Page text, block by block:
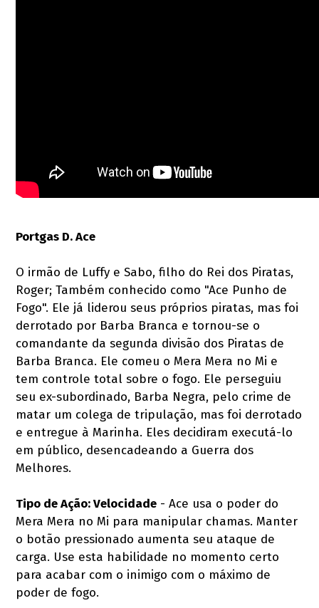
Portgas D. Ace
O irmão de Luffy e Sabo, filho do Rei dos Piratas,
Roger; Também conhecido como "Ace Punho de
Fogo". Ele já liderou seus próprios piratas, mas foi
derrotado por Barba Branca e tornou-se o
comandante da segunda divisão dos Piratas de
Barba Branca. Ele comeu o Mera Mera no Mi e
tem controle total sobre o fogo. Ele perseguiu
seu ex-subordinado, Barba Negra, pelo crime de
matar um colega de tripulação, mas foi derrotado
e entregue à Marinha. Eles decidiram executá-lo
em público, desencadeando a Guerra dos
Melhores.
Tipo de Ação: Velocidade - Ace usa o poder do
Mera Mera no Mi para manipular chamas. Manter
o botão pressionado aumenta seu ataque de
carga. Use esta habilidade no momento certo
para acabar com o inimigo com o máximo de
poder de fogo.